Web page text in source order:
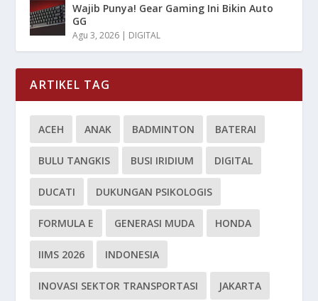
Wajib Punya! Gear Gaming Ini Bikin Auto
GG
Agu 3, 2026 | DIGITAL
ARTIKEL TAG
ACEH ANAK BADMINTON BATERAI
BULU TANGKIS BUSI IRIDIUM DIGITAL
DUCATI DUKUNGAN PSIKOLOGIS
FORMULA E GENERASI MUDA HONDA
IIMS 2026 INDONESIA
INOVASI SEKTOR TRANSPORTASI JAKARTA